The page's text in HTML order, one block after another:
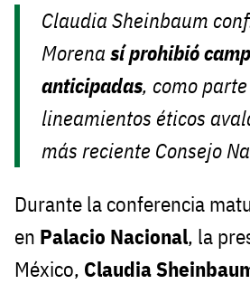
Claudia Sheinbaum
Morenasí prohibió
anticipadas, como
lineamientos éticos
más reciente Consejo
Durante la conferencia
en Palacio Nacional, la
México, Claudia